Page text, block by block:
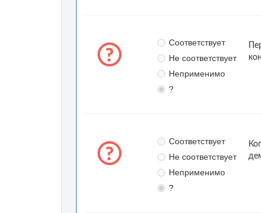
Соответствует
Не соответствует
Неприменимо
?
Соответствует
Не соответствует
Неприменимо
?